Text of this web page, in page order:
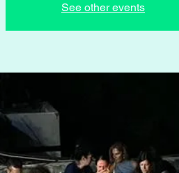
See other events